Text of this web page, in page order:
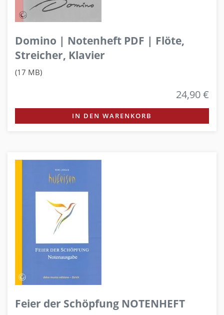
Domino | Notenheft PDF | Flöte,
Streicher, Klavier
(17 MB)
24,90 €
IN DEN WARENKORB
Feier der Schöpfung NOTENHEFT